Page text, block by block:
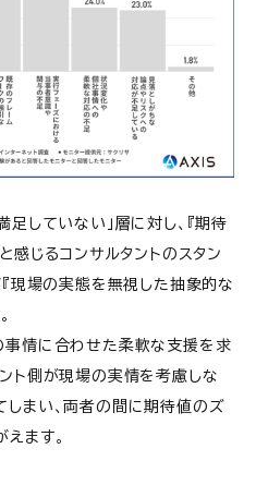
足していない」層に対し、『期待
感じるコンサルタントのスタン
現場の実態を無視した抽象的な
事情に合わせた柔軟な支援を求
ト側が現場の実情を考慮しな
しまい、両者の間に期待値のズ
ます。